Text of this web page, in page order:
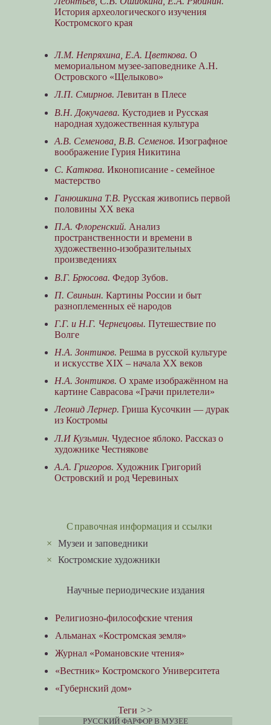
История археологического изучения
Костромского края
Л.М. Непряхина, Е.А. Цветкова. О
мемориальном музее-заповеднике А.Н.
Островского «Щелыково»
Л.П. Смирнов. Левитан в Плесе
В.Н. Докучаева. Кустодиев и Русская
народная художественная культура
А.В. Семенова, В.В. Семенов. Изографное
воображение Гурия Никитина
С. Каткова. Иконописание - семейное
мастерство
Ганюшкина Т.В. Русская живопись первой
половины XX века
П.А. Флоренский. Анализ
пространственности и времени в
художественно-изобразительных
произведениях
В.Г. Брюсова. Федор Зубов.
П. Свиньин. Картины России и быт
разноплеменных её народов
Г.Г. и Н.Г. Чернецовы. Путешествие по
Волге
Н.А. Зонтиков. Решма в русской культуре
и искусстве XIX – начала XX веков
Н.А. Зонтиков. О храме изображённом на
картине Саврасова «Грачи прилетели»
Леонид Лернер. Гриша Кусочкин — дурак
из Костромы
Л.И Кузьмин. Чудесное яблоко. Рассказ о
художнике Честнякове
А.А. Григоров. Художник Григорий
Островский и род Черевиных
Справочная информация и ссылки
×Музеи и заповедники
×Костромские художники
Научные периодические издания
Религиозно-философские чтения
Альманах «Костромская земля»
Журнал «Романовские чтения»
«Вестник» Костромского Университета
«Губернский дом»
Теги >>
РУССКИЙ ФАРФОР В МУЗЕЕ